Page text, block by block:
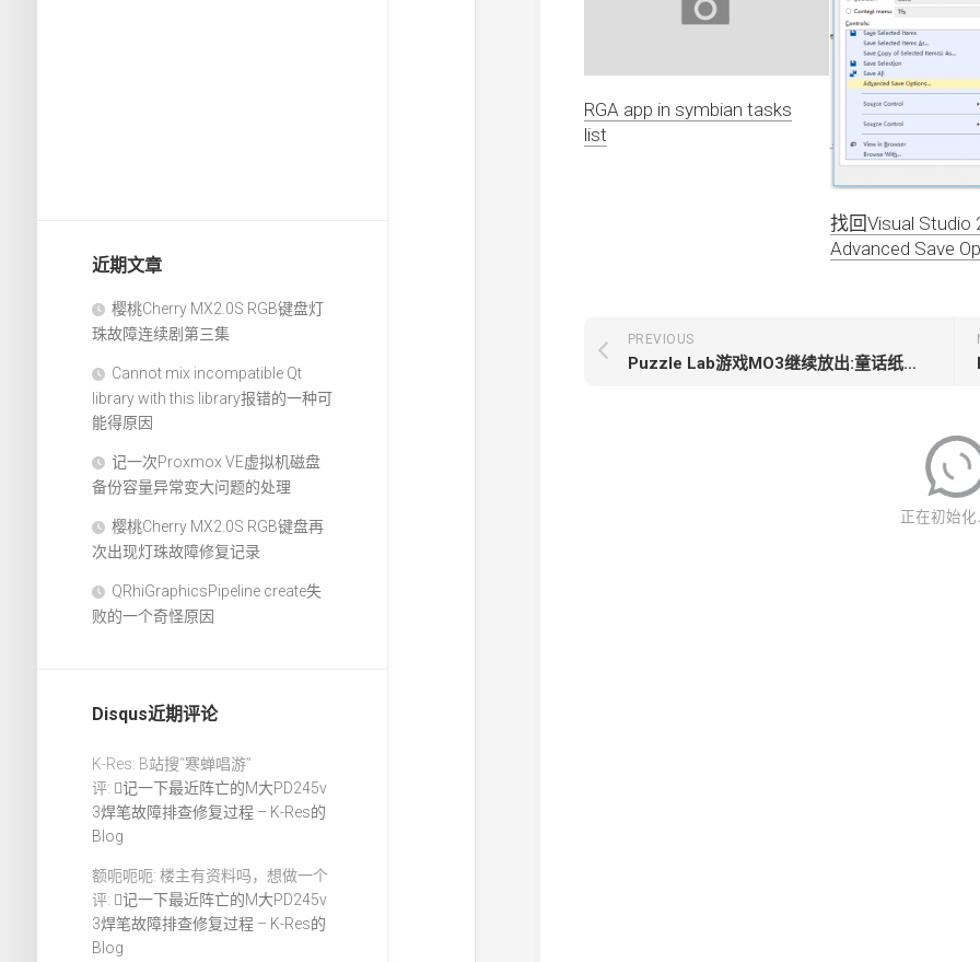
近期文章
樱桃Cherry MX2.0S RGB键盘灯
珠故障连续剧第三集
Cannot mix incompatible Qt
library with this library报错的一种可
能得原因
记一次Proxmox VE虚拟机磁盘
备份容量异常变大问题的处理
樱桃Cherry MX2.0S RGB键盘再
次出现灯珠故障修复记录
QRhiGraphicsPipeline create失
败的一个奇怪原因
Disqus近期评论
K-Res: B站搜“寒蝉唱游”
评:
记一下最近阵亡的M大PD245v
3焊笔故障排查修复过程 – K-Res的
Blog
额呃呃呃: 楼主有资料吗，想做一个
评:
记一下最近阵亡的M大PD245v
3焊笔故障排查修复过程 – K-Res的
Blog
RGA app in symbian tasks
list
找回Visual Studio
Advanced Save
PREVIOUS
Puzzle Lab游戏MO3继续放出:童话纸牌Koi Solitaire